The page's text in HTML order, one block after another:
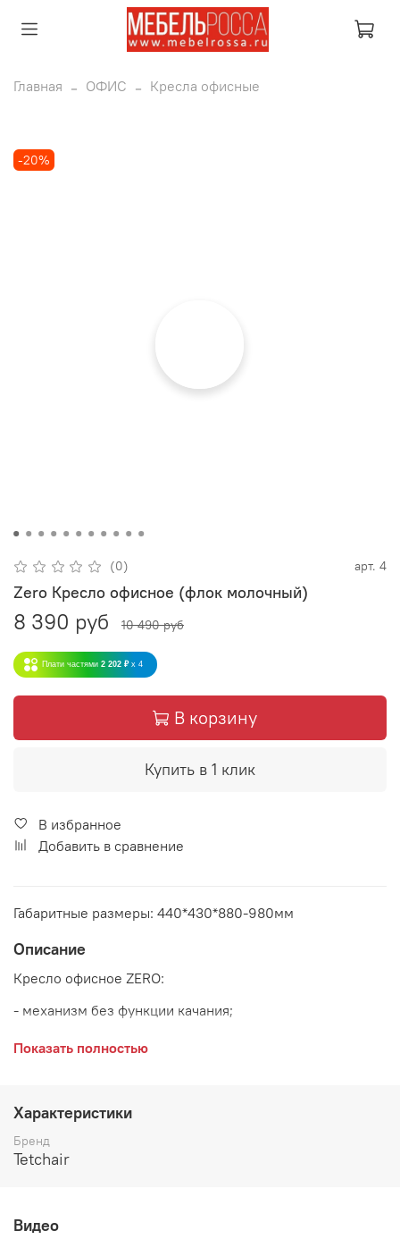
Главная ОФИС Кресла офисные
-20%
(0) арт. 4
Zero Кресло офисное (флок молочный)
8 390 руб 10 490 руб
Плати частями 2 202 ₽ x 4
В корзину
Купить в 1 клик
В избранное
Добавить в сравнение
Габаритные размеры: 440*430*880-980мм
Описание
Кресло офисное ZERO:
- механизм без функции качания;
- полиуретановые ролики (подходят для паркета и
Основание:
Показать полностью
Характеристики
Бренд
Tetchair
Видео